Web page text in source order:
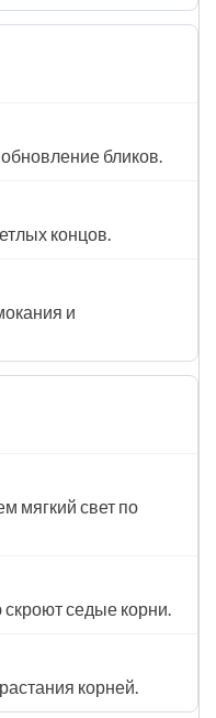
бликов.
концов.
и
мягкий свет по
седые корни.
корней.